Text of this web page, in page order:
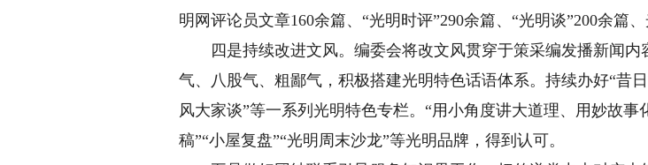
明网评论员文章160余篇、“光明时评”290余篇、“光明谈”200余篇、
四是持续改进文风。编委会将改文风贯穿于策采编发播新闻内
气、八股气、粗鄙气，积极搭建光明特色话语体系。持续办好“昔
风大家谈”等一系列光明特色专栏。“用小角度讲大道理、用妙故
稿”“小屋复盘”“光明周末沙龙”等光明品牌，得到认可。